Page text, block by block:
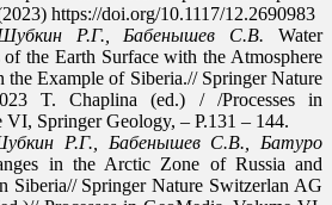
https://doi.org/10.1117/12.2690983
Р.Г. Бабенышев С.В.Water
the Earth Surface with the Atmosphere
the Example of Siberia.// Springer Nature
T. Chaplina (ed.) / /Processes in
Springer Geology, – P.131 – 144.
Р.Г. Бабенышев С.В.
Батуро
in the Arctic Zone of Russia and
Siberia// Springer Nature Switzerlan AG